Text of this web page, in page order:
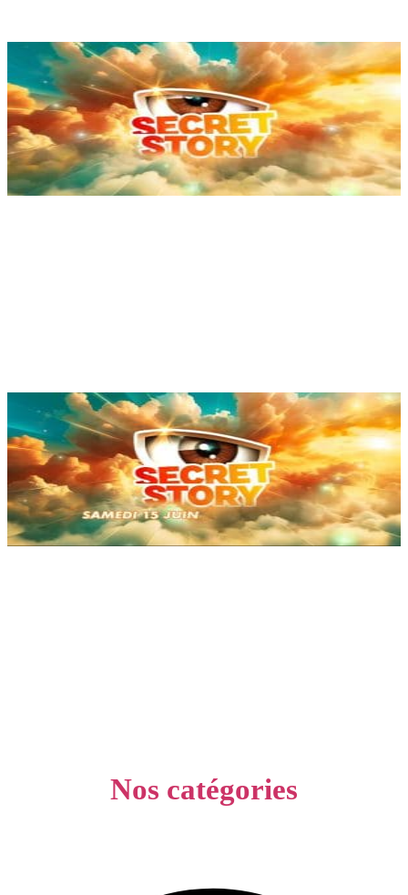
Nos catégories